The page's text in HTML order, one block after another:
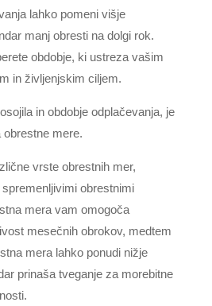
lahko pomeni višje
manj obresti na dolgi rok.
obdobje, ki ustreza vašim
in življenjskim ciljem.
in obdobje odplačevanja, je
obrestne mere.
vrste obrestnih mer,
obrestnimi
mera vam omogoča
mesečnih obrokov, medtem
mera lahko ponudi nižje
prinaša tveganje za morebitne